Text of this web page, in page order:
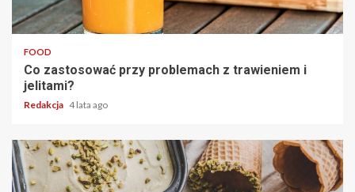
2 min read
FOOD
Co zastosować przy problemach z trawieniem i
jelitami?
Redakcja 4 lata ago